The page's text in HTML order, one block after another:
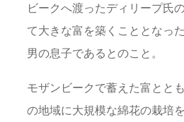
ビークへ渡ったディリープ氏
て大きな富を築くこととなっ
男の息子であるとのこと。
モザンビークで蓄えた富とと
の地域に大規模な綿花の栽培